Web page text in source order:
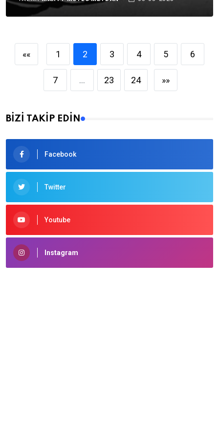
«« 1 2 3 4 5 6
7 ... 23 24 »»
BİZİ TAKİP EDİN
Facebook
Twitter
Youtube
Instagram